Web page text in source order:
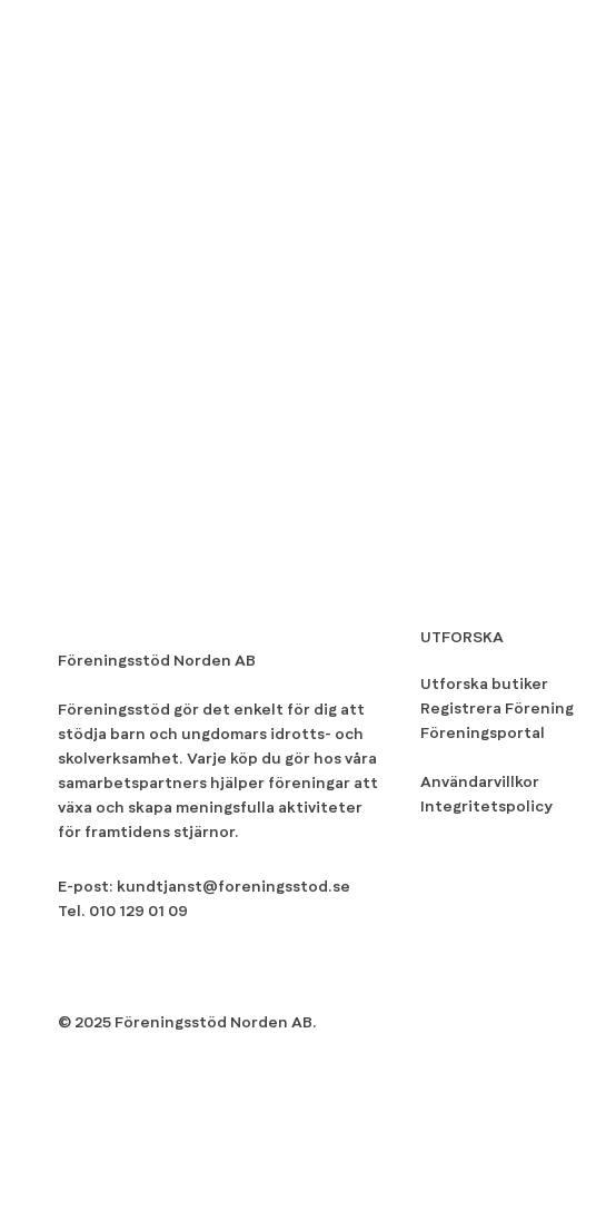
Föreningsstöd Norden AB
Föreningsstöd gör det enkelt för dig att
stödja barn och ungdomars idrotts- och
skolverksamhet. Varje köp du gör hos våra
samarbetspartners hjälper föreningar att
växa och skapa meningsfulla aktiviteter
för framtidens stjärnor.
E-post: kundtjanst@foreningsstod.se
Tel. 010 129 01 09
UTFORSKA
Utforska butiker
Registrera Förening
Föreningsportal
Användarvillkor
Integritetspolicy
© 2025 Föreningsstöd Norden AB.